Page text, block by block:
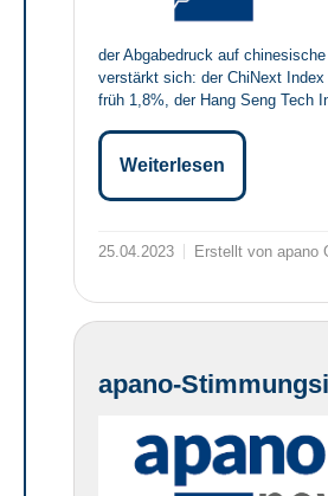
der Abgabedruck auf
verstärkt sich: der ChiNext
früh 1,8%, der Hang Seng Tech
Weiterlesen
25.04.2023 Erstellt von apano
apano-